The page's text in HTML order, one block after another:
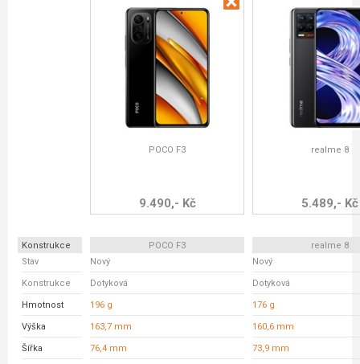
POCO F3
9.490,- Kč
realme 8
5.489,- Kč
Konstrukce POCO F3
realme 8
Stav
Nový Nový
Konstrukce Dotyková Dotyková
Hmotnost 196 g 176 g
Výška 163,7 mm 160,6 mm
Šířka 76,4 mm 73,9 mm